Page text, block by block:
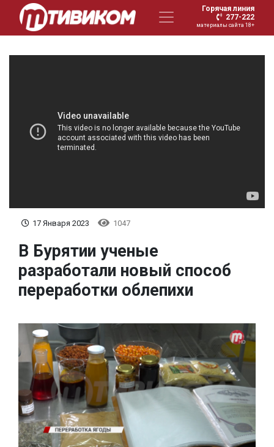
Горячая линия
277-222
материалы сайта 18+
17 Января 2023 1047
В Бурятии ученые
разработали новый способ
переработки облепихи